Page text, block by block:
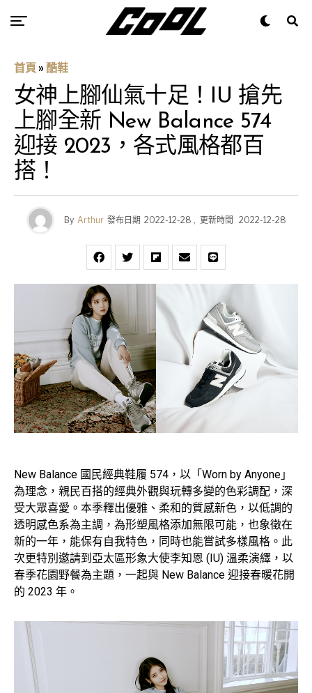
首頁 » 酷鞋
女神上腳仙氣十足！IU 搶先
上腳全新 New Balance 574
迎接 2023，各式風格都百
搭！
By Arthur 發布日期 2022-12-28 , 更新時間 2022-12-28
New Balance 國民經典鞋履 574，以「Worn by Anyone」
為理念，親民百搭的經典外觀與玩轉多變的色彩調配，深
受大眾喜愛。本季釋出優雅、柔和的質感新色，以低調的
透明感色系為主調，為形塑風格添加無限可能，也象徵在
新的一年，能保有自我特色，同時也能嘗試多樣風格。此
次更特別邀請到亞太區形象大使李知恩 (IU) 溫柔演繹，以
春季花園野餐為主題，一起與 New Balance 迎接春暖花開
的 2023 年。